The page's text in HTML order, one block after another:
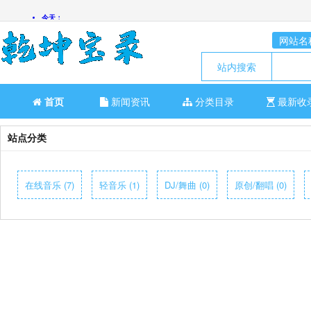
网站名
站内搜索
首页 新闻资讯 分类目录 最新收
站点分类
在线音乐 (7) 轻音乐 (1) DJ/舞曲 (0) 原创/翻唱 (0)